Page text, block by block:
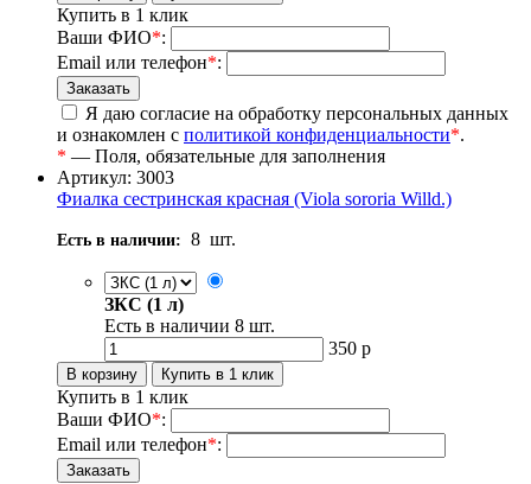
Купить в 1 клик
Ваши ФИО*:
Email или телефон*:
Я даю согласие на обработку персональных данных
и ознакомлен с политикой конфиденциальности*.
* — Поля, обязательные для заполнения
Артикул: 3003
Фиалка сестринская красная (Viola sororia Willd.)
Есть в наличии: 8 шт.
ЗКС (1 л)
Есть в наличии 8 шт.
350 р
Купить в 1 клик
Ваши ФИО*:
Email или телефон*: